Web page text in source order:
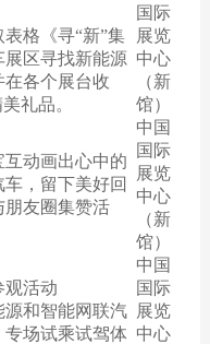
格《寻“新”集
区寻找新能源
各个展台收
礼品。
国际
展览
中心
（新
馆）
动画出心中的
，留下美好回
朋友圈集赞活
中国
国际
展览
中心
（新
馆）
活动
和智能网联汽
场试乘试驾体
中国
国际
展览
中心